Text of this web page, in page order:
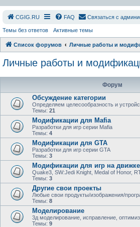
СGIG.RU FAQ Связаться с
Темы без ответов Активные темы
Список форумов Личные работы и
Личные работы и
Форум
Обсуждение категории
Определяем целесообразность и
Темы: 21
Модификации для Mafia
Разработки для игр серии Mafia
Темы: 4
Модификации для GTA
Разработки для игр серии GTA
Темы: 3
Модификации для игр на
Quake3, SW:Jedi Knight, Medal of Honor,
Темы: 3
Другие свои проекты
Любые свои продукты/изображения/
Темы: 8
Моделирование
3д моделирование, исправление,
Темы: 9